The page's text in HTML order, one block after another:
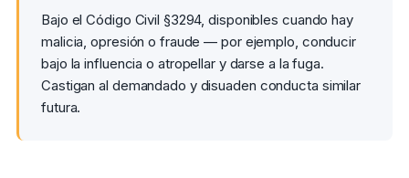
Bajo el Código Civil §3294, disponibles cuando hay
malicia, opresión o fraude — por ejemplo, conducir
bajo la influencia o atropellar y darse a la fuga.
Castigan al demandado y disuaden conducta similar
futura.